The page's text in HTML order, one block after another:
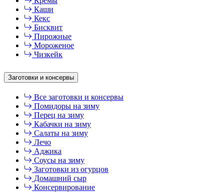
Каши
Кекс
Бисквит
Пирожные
Мороженое
Чизкейк
Заготовки и консервы
Все заготовки и консервы
Помидоры на зиму
Перец на зиму
Кабачки на зиму
Салаты на зиму
Лечо
Аджика
Соусы на зиму
Заготовки из огурцов
Домашний сыр
Консервирование